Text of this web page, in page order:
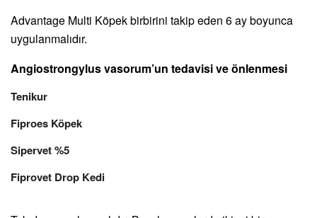
Advantage Multi Köpek birbirini takip eden 6 ay boyunca
uygulanmalıdır.
Angiostrongylus vasorum’un tedavisi ve önlenmesi
Tenikur
Fiproes Köpek
Sipervet %5
Fiprovet Drop Kedi